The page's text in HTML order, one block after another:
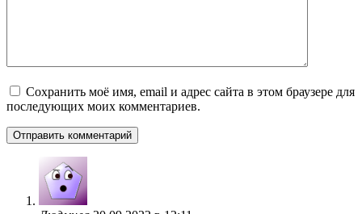
Сохранить моё имя, email и адрес сайта в этом браузере для
последующих моих комментариев.